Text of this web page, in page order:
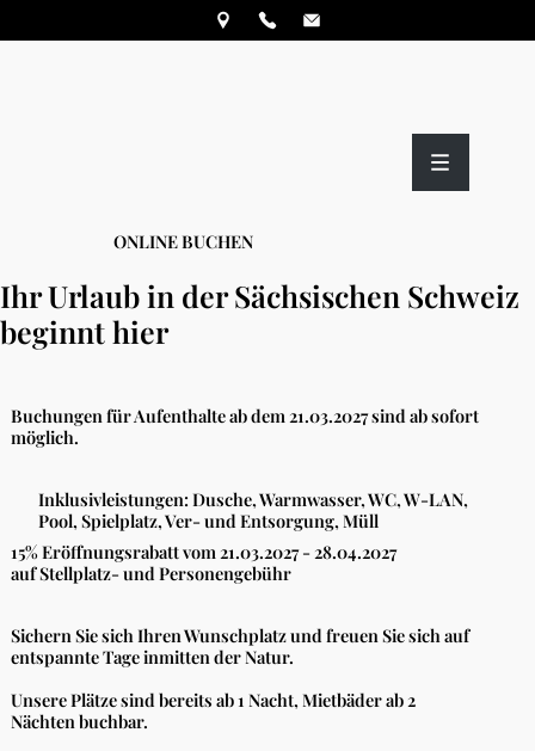
ONLINE BUCHEN
Ihr Urlaub in der Sächsischen Schweiz
beginnt hier
Buchungen für Aufenthalte ab dem 21.03.2027 sind ab sofort
möglich.
Sichern Sie sich Ihren Wunschplatz und freuen Sie sich auf
entspannte Tage inmitten der Natur.
Unsere Plätze sind bereits ab 1 Nacht, Mietbäder ab 2
Nächten buchbar.
Inklusivleistungen:Dusche, Warmwasser, WC, W-LAN,
Pool, Spielplatz, Ver- und Entsorgung, Müll
15% Eröffnungsrabatt vom 21.03.2027 - 28.04.2027
auf Stellplatz- und Personengebühr